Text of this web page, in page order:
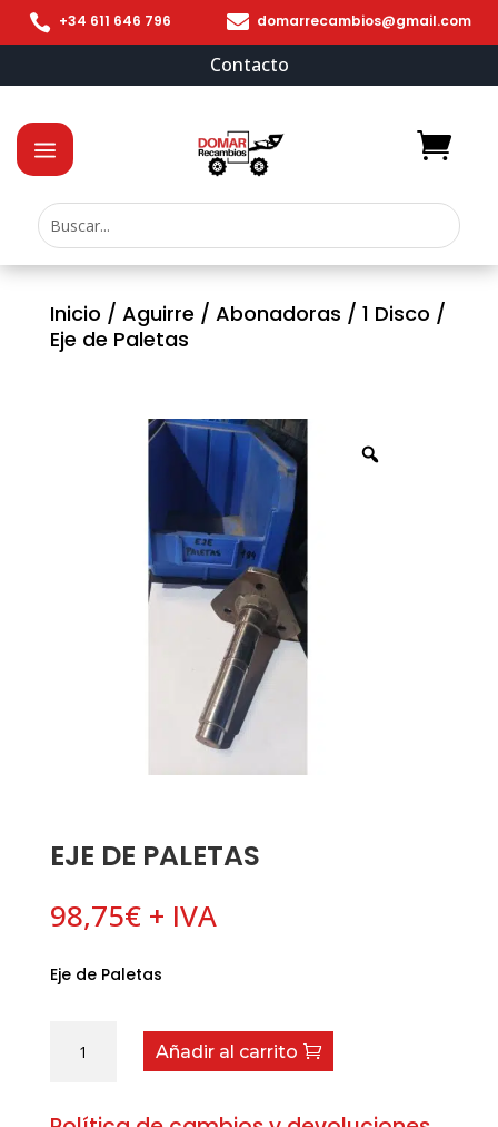
 +34 611 646 796  domarrecambios@gmail.com
Contacto
Inicio / Aguirre / Abonadoras / 1 Disco /
Eje de Paletas
EJE DE PALETAS
98,75€ + IVA
Eje de Paletas
Añadir al carrito